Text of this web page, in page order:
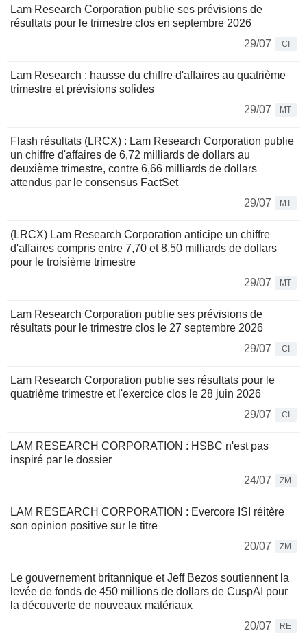
Lam Research Corporation publie ses prévisions de
résultats pour le trimestre clos en septembre 2026
29/07
CI
Lam Research : hausse du chiffre d'affaires au quatrième
trimestre et prévisions solides
29/07
MT
Flash résultats (LRCX) : Lam Research Corporation publie
un chiffre d'affaires de 6,72 milliards de dollars au
deuxième trimestre, contre 6,66 milliards de dollars
attendus par le consensus FactSet
29/07
MT
(LRCX) Lam Research Corporation anticipe un chiffre
d'affaires compris entre 7,70 et 8,50 milliards de dollars
pour le troisième trimestre
29/07
MT
Lam Research Corporation publie ses prévisions de
résultats pour le trimestre clos le 27 septembre 2026
29/07
CI
Lam Research Corporation publie ses résultats pour le
quatrième trimestre et l'exercice clos le 28 juin 2026
29/07
CI
LAM RESEARCH CORPORATION : HSBC n'est pas
inspiré par le dossier
24/07
ZM
LAM RESEARCH CORPORATION : Evercore ISI réitère
son opinion positive sur le titre
20/07
ZM
Le gouvernement britannique et Jeff Bezos soutiennent la
levée de fonds de 450 millions de dollars de CuspAI pour
la découverte de nouveaux matériaux
20/07
RE